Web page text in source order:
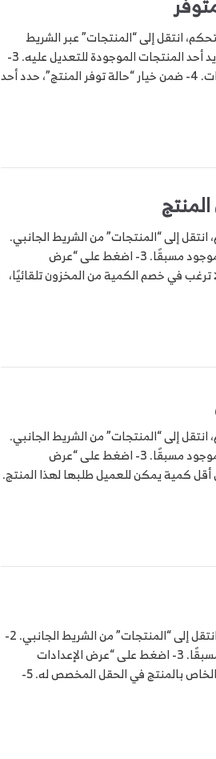
الغير متوفر : 1- من لوحة التحكم، انتقل إلى “المنتجات” عبر الشريط
الجانبي. 2- اضغط على “إدراج” لإضافة منتج جديد أو قم بتحديد أحد المنتجات الموجودة للتعديل عليه. 3-
اضغط على “عرض الإعدادات المتقدمة” لعرض مزيد من الخيارات. 4- ضمن خيار “حالة توفر المنتج”، حدد أحد
: 1- من لوحة التحكم، انتقل إلى “المنتجات” من الشريط الجانبي.
2- اضغط على “إدراج” لإضافة منتج جديد أو قم بتحديد منتج موجود مسبقًا. 3- اضغط على “عرض
المزيد من الخيارات. 4- إذا كنت لا ترغب في خصم الكمية من المخزون تلقائيًا،
: 1- من لوحة التحكم، انتقل إلى “المنتجات” من الشريط الجانبي.
2- اضغط على “إدراج” لإضافة منتج جديد أو قم بتحديد منتج موجود مسبقًا. 3- اضغط على “عرض
المزيد من الخيارات. 4- قم بإدخال أقل كمية يمكن للعميل طلبها لهذا المنتج.
خطوات اضافة رمز sku الخاص بالمنتج : 1- من لوحة التحكم، انتقل إلى “المنتجات” من الشريط الجانبي. 2-
اضغط على “إدراج” لإضافة منتج جديد أو حدد منتجًا موجودًا مسبقًا. 3- اضغط على “عرض الإعدادات
المتقدمة” لعرض المزيد من الخيارات. 4- قم بإدخال رمز SKU الخاص بالمنتج في الحقل المخصص له. 5-